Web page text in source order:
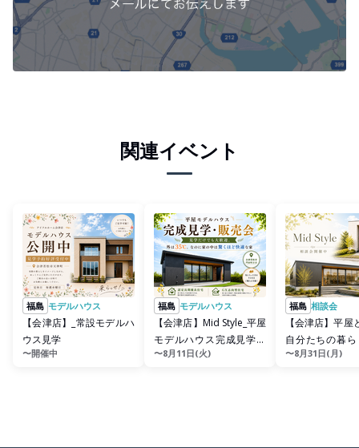
関連イベント
福島 モデルハウス
【会津店】_常設モデルハ
ウス見学
〜開催中
福島 モデルハウス
【会津店】Mid Style_平屋
モデルハウス完成見学・
販売会
〜8月11日(火)
福島 相談会
【会津店】平屋
自分たちの暮
のは？Mid Style
〜8月31日(月)